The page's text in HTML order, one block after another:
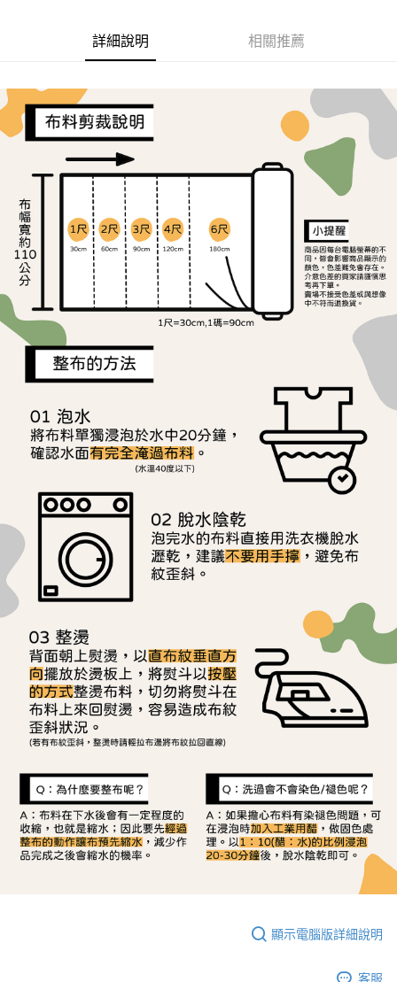
１．簡單：不需註冊會員、不需綁卡、不需儲值。
３．安心：先確認商品／服務後，再付款。
【「AFTEE先享後付」結帳流程】
１．於結帳方式選擇「AFTEE先享後付」後，將跳轉至「AFTEE先享後付」
結帳頁面，進行簡訊認證並確認金額後，即可完成結帳。
２．訂單成立數日內，您將收到繳費通知簡訊。
３．收到繳費通知簡訊後14天內，點擊此簡訊中的連結，可透過四大超商／
ATM／網路銀行／等多元方式進行付款，方視為交易完成。
※ 請注意：結帳手續完成當下不需立刻繳費，但若您需要取消訂單，請聯絡
購買商品的店家。未經商家同意取消之訂單仍視為有效，需透過AFTEE先享
後付繳納相關費用。
※ 交易是否成功請以「AFTEE先享後付 」之結帳頁面顯示為準，若有關於
是否繳費成功／繳費後需取消欲退款等相關疑問，請聯繫「AFTEE先享後付
客戶支援中心」 https://netprotections.freshdesk.com/support/home
【注意事項】
１．透過由恩沛科技股份有限公司提供之「AFTEE先享後付」服務完成之交
易，需依本服務之必要範圍內提供個人資料，並將交易相關給付款項請求債
權轉讓予恩沛科技股份有限公司。
https://aftee.tw/terms/#terms3
３．未成年的使用者請事先徵得法定代理人或監護人之同意方可使用
「AFTEE先享後付」，若未經同意申辦者引起之損失，本公司不負相關責
任。
４．使用「AFTEE先享後付」時，將依據個別帳號之用戶狀況，依本公司即
時審查核予不同之上限額度；若仍有額度不足之情形，本公司將視審查結果
請求用戶進行身份認證。
５．嚴禁一人註冊多個帳號或使用他人資訊註冊。若發現惡意使用之情形，
恩沛科技股份有限公司將有權停止該用戶之使用額度並採取法律行動。
全家取貨付款
每筆NT$65，滿NT$1,500(含以上)免運費
每筆NT$65，滿NT$1,500(含以上)免運費
宅配
每筆NT$150，滿NT$1,500(含以上)免運費
離島宅配
每筆NT$240
詳細說明 相關推薦
顯示電腦版詳細說明
客服